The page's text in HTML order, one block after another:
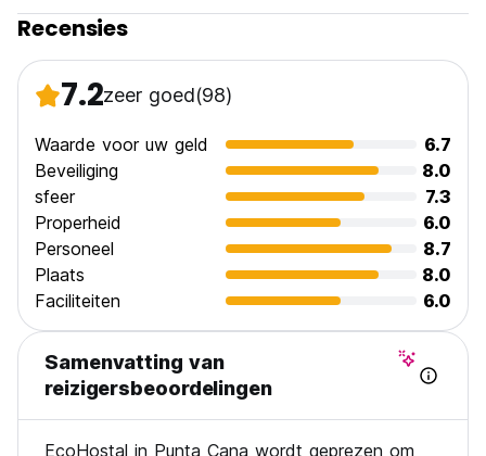
Recensies
7.2zeer goed(98)
Waarde voor uw geld
6.7
Beveiliging
8.0
sfeer
7.3
Properheid
6.0
Personeel
8.7
Plaats
8.0
Faciliteiten
6.0
Samenvatting van
reizigersbeoordelingen
EcoHostal in Punta Cana wordt geprezen om